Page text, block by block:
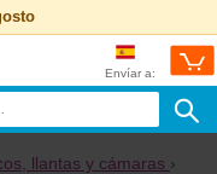
Envíar a:
llantas y cámaras ›